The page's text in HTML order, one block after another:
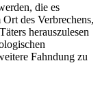
die es
des Verbrechens,
herauszulesen
Fahndung zu